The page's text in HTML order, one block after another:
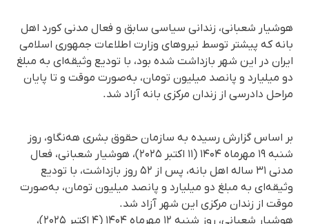
هوشیار شعبانی، زندانی سیاسی سابق و فعال مدنی کورد اهل
بانە کە پیشتر توسط نیروهای وزارت اطلاعات جمهوری اسلامی
ایران در این شهر بازداشت شده بود، با تودیع وثیقه‌ای به مبلغ
دو میلیارد و پانصد میلیون تومان، به‌صورت موقت و تا پایان
مراحل دادرسی از زندان مرکزی بانه آزاد شد.
بر اساس گزارش رسیده به سازمان حقوق بشری هه‌نگاو، روز
شنبه ١٩ مهرماه ۱۴۰۴ (١١ اکتبر ۲۰۲۵)، هوشیار شعبانی، فعال
مدنی ۳۱ ساله اهل بانه، پس از ۵۲ روز بازداشت، با تودیع
وثیقه‌ای به مبلغ دو میلیارد و پانصد میلیون تومان، به‌صورت
موقت از زندان مرکزی این شهر آزاد شد.
هوشیار شعبانی، روز شنبه ۱۲ مهرماه ۱۴۰۴ (۴ اکتبر ۲۰۲۵)،